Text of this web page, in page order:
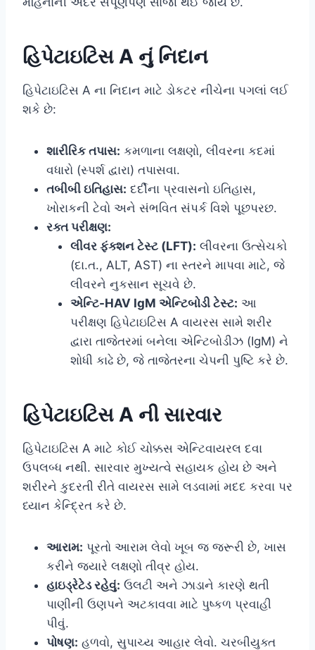
હિપેટાઇટિસ A નું નિદાન
હિપેટાઇટિસ A ના નિદાન માટે ડોકટર નીચેના પગલાં લઈ
શકે છે:
શારીરિક તપાસ: કમળાના લક્ષણો, લીવરના કદમાં
વધારો (સ્પર્શ દ્વારા) તપાસવા.
તબીબી ઇતિહાસ: દર્દીના પ્રવાસનો ઇતિહાસ,
ખોરાકની ટેવો અને સંભવિત સંપર્ક વિશે પૂછપરછ.
રક્ત પરીક્ષણ:
લીવર ફંક્શન ટેસ્ટ (LFT): લીવરના ઉત્સેચકો
(દા.ત., ALT, AST) ના સ્તરને માપવા માટે, જે
લીવરને નુકસાન સૂચવે છે.
એન્ટિ-HAV IgM એન્ટિબોડી ટેસ્ટ: આ
પરીક્ષણ હિપેટાઇટિસ A વાયરસ સામે શરીર
દ્વારા તાજેતરમાં બનેલા એન્ટિબોડીઝ (IgM) ને
શોધી કાઢે છે, જે તાજેતરના ચેપની પુષ્ટિ કરે છે.
હિપેટાઇટિસ A ની સારવાર
હિપેટાઇટિસ A માટે કોઈ ચોક્કસ એન્ટિવાયરલ દવા
ઉપલબ્ધ નથી. સારવાર મુખ્યત્વે સહાયક હોય છે અને
શરીરને કુદરતી રીતે વાયરસ સામે લડવામાં મદદ કરવા પર
ધ્યાન કેન્દ્રિત કરે છે.
આરામ: પૂરતો આરામ લેવો ખૂબ જ જરૂરી છે, ખાસ
કરીને જ્યારે લક્ષણો તીવ્ર હોય.
હાઇડ્રેટેડ રહેવું: ઉલટી અને ઝાડાને કારણે થતી
પાણીની ઉણપને અટકાવવા માટે પુષ્કળ પ્રવાહી
પીવું.
પોષણ: હળવો, સુપાચ્ય આહાર લેવો. ચરબીયુક્ત